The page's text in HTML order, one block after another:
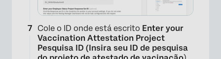
Cole o ID onde está escrito Enter your
Vaccination Attestation Project
Pesquisa ID (Insira seu ID de pesquisa